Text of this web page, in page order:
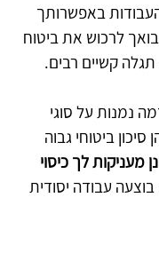
באפשרותך
לרכוש את ביטוח
תגלה קשיים רבים.
נמנות על סוגי
ביטוחי גבוה
מעניקות לך כיסוי
עבודה יסודית